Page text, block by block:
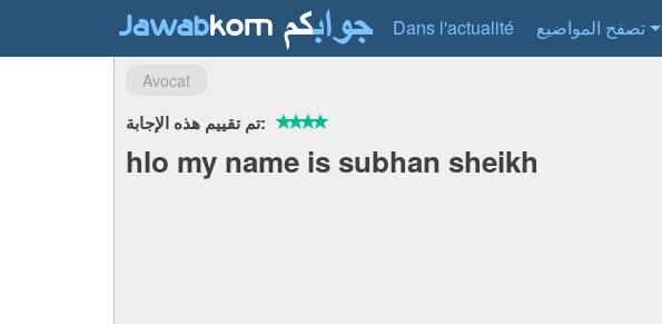
Dans l'actualité تصفح المواضيع
Avocat
تم تقييم هذه الإجابة:
hlo my name is subhan sheikh